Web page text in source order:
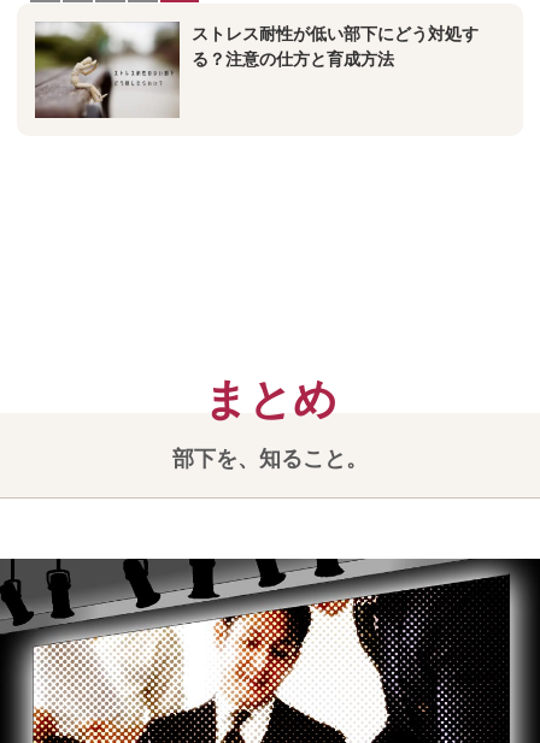
ストレス耐性が低い部下にどう対処す
る？注意の仕方と育成方法
部下を、知ること。